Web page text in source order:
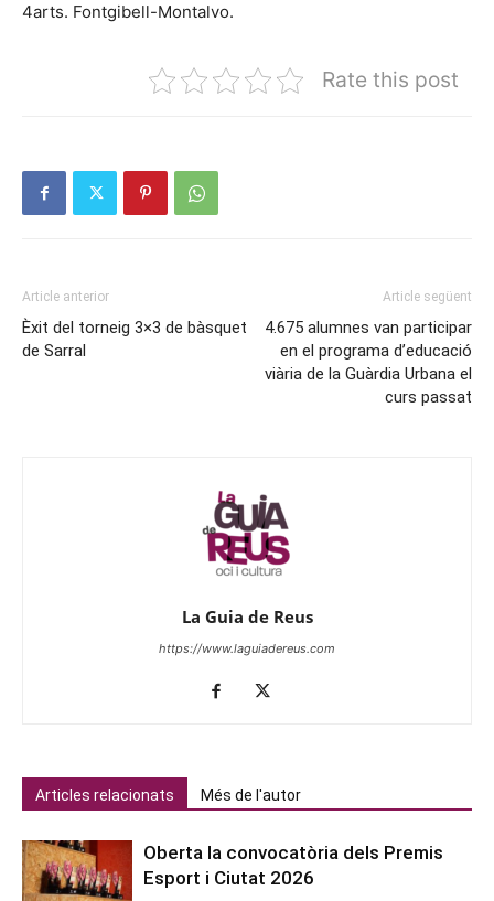
4arts. Fontgibell-Montalvo.
Rate this post
Article anterior
Èxit del torneig 3×3 de bàsquet
de Sarral
Article següent
4.675 alumnes van participar
en el programa d’educació
viària de la Guàrdia Urbana el
curs passat
La Guia de Reus
https://www.laguiadereus.com
Articles relacionats Més de l'autor
Oberta la convocatòria dels Premis
Esport i Ciutat 2026